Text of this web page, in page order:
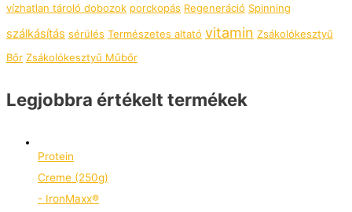
vízhatlan tároló dobozok porckopás Regeneráció Spinning
szálkásítás sérülés Természetes altató vitamin Zsákolókesztyű
Bőr Zsákolókesztyű Műbőr
Legjobbra értékelt termékek
Protein
Creme (250g)
- IronMaxx®